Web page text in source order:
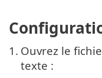
1. Ouvrez le
texte :